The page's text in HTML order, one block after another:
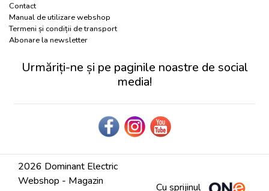
Contact
Manual de utilizare webshop
Termeni și condiții de transport
Abonare la newsletter
Urmăriți-ne și pe paginile noastre de social
media!
2026 Dominant Electric
Webshop - Magazin
Cu sprijinul